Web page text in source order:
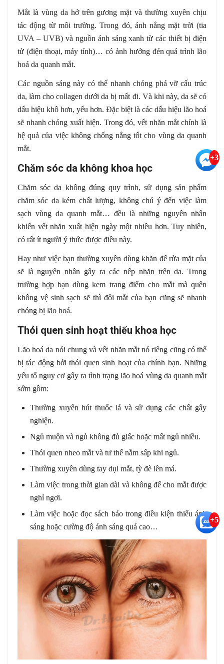
Mắt là vùng da hở trên gương mặt và thường xuyên chịu
tác động từ môi trường. Trong đó, ánh nắng mặt trời (tia
UVA – UVB) và nguồn ánh sáng xanh từ các thiết bị điện
tử (điện thoại, máy tính)… có ảnh hưởng đén quá trình lão
hoá da quanh mắt.
Các nguồn sáng này có thể nhanh chóng phá vỡ cấu trúc
da, làm cho collagen dưới da bị mất đi. Và khi này, da sẽ có
dấu hiệu khô hơn, yếu hơn. Đặc biệt là các dấu hiệu lão hoá
sẽ nhanh chóng xuất hiện. Trong đó, vết nhăn mắt chính là
hệ quả của việc không chống nắng tốt cho vùng da quanh
mắt.
Chăm sóc da không khoa học
Chăm sóc da không đúng quy trình, sử dụng sản phẩm
chăm sóc da kém chất lượng, không chú ý đến việc làm
sạch vùng da quanh mắt… đều là những nguyên nhân
khiến vết nhăn xuất hiện ngày một nhiều hơn. Tuy nhiên,
có rất ít người ý thức được điều này.
Hay như việc bạn thường xuyên dùng khăn để rửa mặt của
sẽ là nguyên nhân gây ra các nếp nhăn trên da. Trong
trường hợp bạn dùng kem trang điểm cho mắt mà quên
không vệ sinh sạch sẽ thì đôi mắt của bạn cũng sẽ nhanh
chóng bị lão hoá.
Thói quen sinh hoạt thiếu khoa học
Lão hoá da nói chung và vết nhăn mắt nó riêng cũng có thể
bị tác động bởi thói quen sinh hoạt của chính bạn. Những
yếu tố nguy cơ gây ra tình trạng lão hoá vùng da quanh mắt
sớm gồm:
Thường xuyên hút thuốc lá và sử dụng các chất gây
nghiện.
Ngủ muộn và ngủ không đủ giấc hoặc mất ngủ nhiều.
Thói quen nheo mắt và tư thế nằm sấp khi ngủ.
Thường xuyên dùng tay dụi mắt, tỳ đè lên má.
Làm việc trong thời gian dài và không để cho mắt được
nghỉ ngơi.
Làm việc hoặc đọc sách báo trong điều kiện thiếu ánh
sáng hoặc cường độ ánh sáng quá cao…
+3
+5